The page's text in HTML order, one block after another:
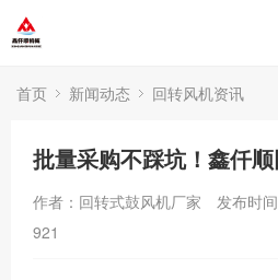
首页 新闻动态 回转风机资讯
批量采购不踩坑！鑫仟
作者：回转式鼓风机厂家 发布时
921